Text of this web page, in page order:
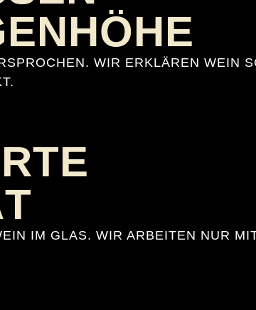
WIR ERKLÄREN WEIN
IM GLAS. WIR ARBEITEN NUR